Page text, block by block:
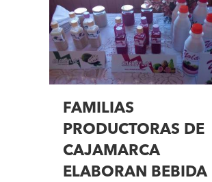
FAMILIAS
PRODUCTORAS DE
CAJAMARCA
ELABORAN BEBIDA